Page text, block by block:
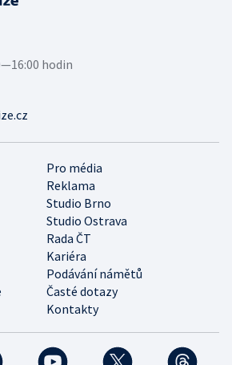
Pro média
Reklama
Studio Brno
Studio Ostrava
Rada ČT
Kariéra
Podávání námětů
Časté dotazy
Kontakty
hodin